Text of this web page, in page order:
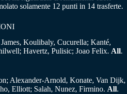
solamente 12 punti in 14 trasferte.
Koulibaly, Cucurella; Kanté,
Havertz, Pulisic; Joao Felix. All.
Alexander-Arnold, Konate, Van Dijk,
Elliott; Salah, Nunez, Firmino. All.